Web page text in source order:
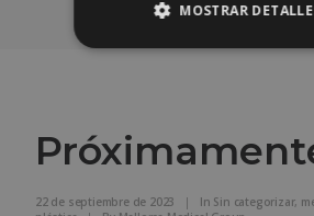
Sin categorizar
22 de septiembre de 2023 | In Sin categorizar,
MOSTRAR